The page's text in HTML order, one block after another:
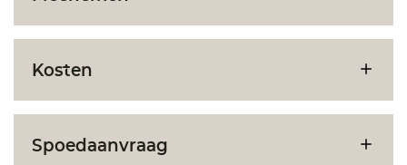
Kosten
Spoedaanvraag